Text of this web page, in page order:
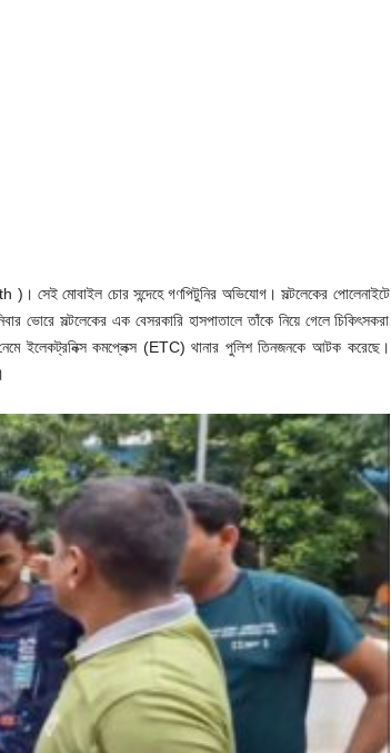
মোবাইল চোর সন্দেহে গণপিটুনির অভিযোগ। সল্টলেকের পোলেনাইটে
সল্টলেকের এক বেসরকারি হাসপাতালে তাঁকে নিয়ে গেলে চিকিৎসকরা
ইলেকট্রনিক্স কমপ্লেক্স (ETC) থানার পুলিশ তিনজনকে আটক করেছে।